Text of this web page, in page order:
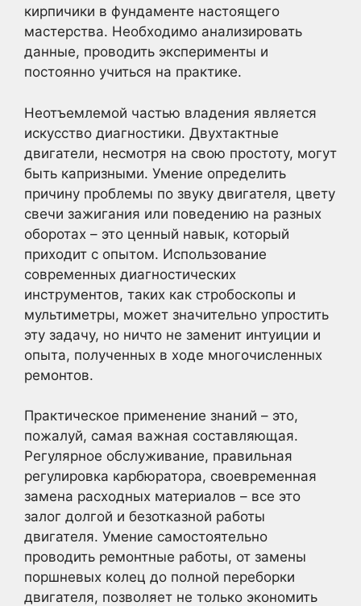
кирпичики в фундаменте настоящего
мастерства. Необходимо анализировать
данные, проводить эксперименты и
постоянно учиться на практике.
Неотъемлемой частью владения является
искусство диагностики. Двухтактные
двигатели, несмотря на свою простоту, могут
быть капризными. Умение определить
причину проблемы по звуку двигателя, цвету
свечи зажигания или поведению на разных
оборотах – это ценный навык, который
приходит с опытом. Использование
современных диагностических
инструментов, таких как стробоскопы и
мультиметры, может значительно упростить
эту задачу, но ничто не заменит интуиции и
опыта, полученных в ходе многочисленных
ремонтов.
Практическое применение знаний – это,
пожалуй, самая важная составляющая.
Регулярное обслуживание, правильная
регулировка карбюратора, своевременная
замена расходных материалов – все это
залог долгой и безотказной работы
двигателя. Умение самостоятельно
проводить ремонтные работы, от замены
поршневых колец до полной переборки
двигателя, позволяет не только экономить